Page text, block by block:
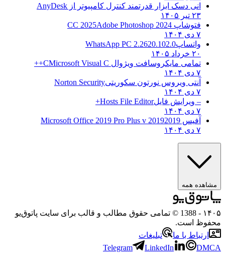
انی دسک ابزار قدرتمند کنترل کامپیوتر از AnyDesk
۲۳ تیر ۱۴۰۵
فتوشاپ CC 2025 Adobe Photoshop 2024
۷ دی ۱۴۰۴
واتساپWhatsApp PC 2.2620.102.0
۲۰ خرداد ۱۴۰۵
تمامی مایکروسافت ویژوال C Microsoft Visual C++
۷ دی ۱۴۰۴
آنتی ویروس نورتون سکوریتیNorton Security
۷ دی ۱۴۰۴
– ویرایش فایلHosts File Editor+
۷ دی ۱۴۰۴
آفیس 2019 2019 Microsoft Office 2019 Pro Plus v
۷ دی ۱۴۰۴
مشاهده همه
۱۴۰۵
- 1388 © تمامی حقوق مطالب و قالب برای سایت پاتوق‌یو
محفوظ است.
ارتباط با ما
تبلیغات
Telegram
LinkedIn DMCA